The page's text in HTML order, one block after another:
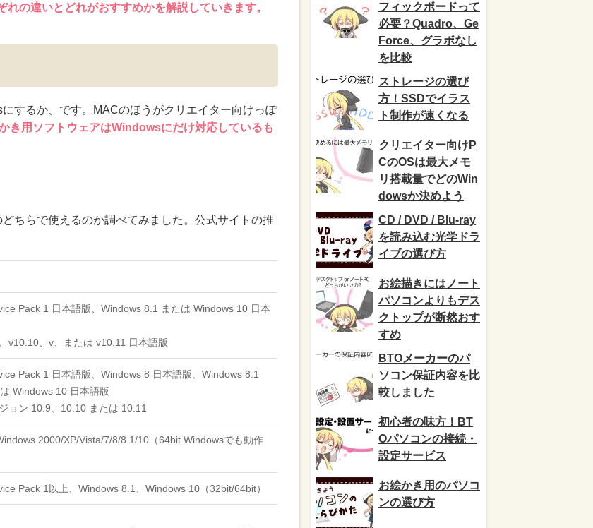
れの違いとどれがおすすめかを解説していきます。
するか、です。MACのほうがクリエイター向けっぽ
き用ソフトウェアはWindowsにだけ対応しているも
ちらで使えるのか調べてみました。公式サイトの推
Pack 1 日本語版、Windows 8.1 または Windows 10 日本
v10.10、v、または v10.11 日本語版
Pack 1 日本語版、Windows 8 日本語版、Windows 8.1
Windows 10 日本語版
ョン 10.9、10.10 または 10.11
2000/XP/Vista/7/8/8.1/10（64bit Windowsでも動作
Pack 1以上、Windows 8.1、Windows 10（32bit/64bit）
フィックボードって
必要？Quadro、Ge
Force、グラボなし
を比較
ストレージの選び
方！SSDでイラス
ト制作が速くなる
クリエイター向けP
CのOSは最大メモ
リ搭載量でどのWin
dowsか決めよう
CD / DVD / Blu-ray
を読み込む光学ドラ
イブの選び方
お絵描きにはノート
パソコンよりもデス
クトップが断然おす
すめ
BTOメーカーのパ
ソコン保証内容を比
較しました
初心者の味方！BT
Oパソコンの接続・
設定サービス
お絵かき用のパソコ
ンの選び方